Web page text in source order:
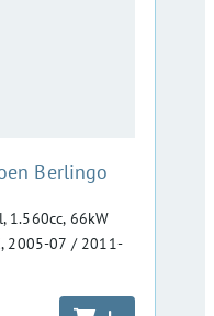
Berlingo
1.560cc, 66kW
2005-07 / 2011-